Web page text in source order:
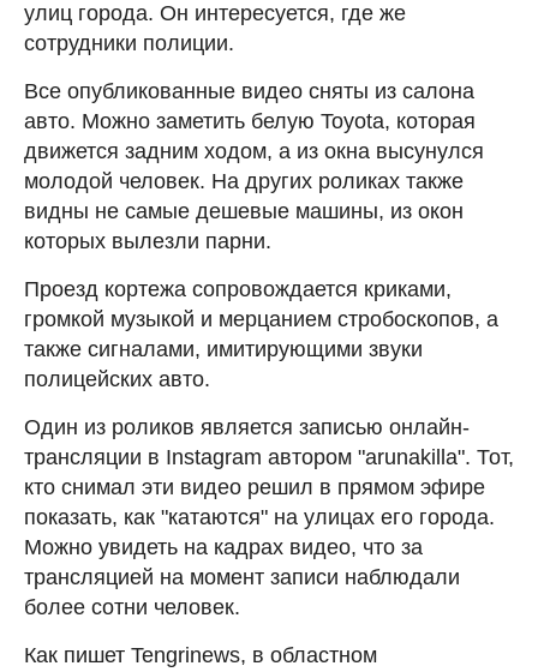
улиц города. Он интересуется, где же
сотрудники полиции.
Все опубликованные видео сняты из салона
авто. Можно заметить белую Toyota, которая
движется задним ходом, а из окна высунулся
молодой человек. На других роликах также
видны не самые дешевые машины, из окон
которых вылезли парни.
Проезд кортежа сопровождается криками,
громкой музыкой и мерцанием стробоскопов, а
также сигналами, имитирующими звуки
полицейских авто.
Один из роликов является записью онлайн-
трансляции в Instagram автором "arunakilla". Тот,
кто снимал эти видео решил в прямом эфире
показать, как "катаются" на улицах его города.
Можно увидеть на кадрах видео, что за
трансляцией на момент записи наблюдали
более сотни человек.
Как пишет Tengrinews, в областном